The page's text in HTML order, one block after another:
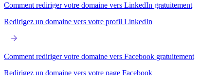
Comment rediriger votre domaine vers LinkedIn gratuitement
Redirigez un domaine vers votre profil LinkedIn
Comment rediriger votre domaine vers Facebook gratuitement
Redirigez un domaine vers votre page Facebook